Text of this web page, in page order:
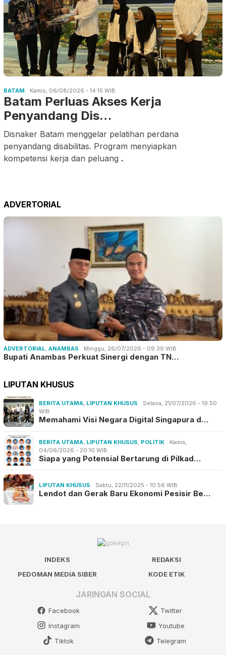
BATAM Kamis, 06/08/2026 - 14:15 WIB
Batam Perluas Akses Kerja
Penyandang Dis…
Disnaker Batam menggelar pelatihan perdana
penyandang disabilitas. Program menyiapkan
kompetensi kerja dan peluang .
ADVERTORIAL
ADVERTORIAL, ANAMBAS Minggu, 26/07/2026 - 09:39 WIB
Bupati Anambas Perkuat Sinergi dengan TN…
LIPUTAN KHUSUS
BERITA UTAMA, LIPUTAN KHUSUS
Selasa, 21/07/2026 - 19:50
WIB
Memahami Visi Negara Digital Singapura d…
BERITA UTAMA, LIPUTAN KHUSUS, POLITIK
Kamis,
04/06/2026 - 20:10 WIB
Siapa yang Potensial Bertarung di Pilkad…
LIPUTAN KHUSUS Sabtu, 22/11/2025 - 10:56 WIB
Lendot dan Gerak Baru Ekonomi Pesisir Be…
INDEKS
REDAKSI
PEDOMAN MEDIA SIBER
KODE ETIK
JARINGAN SOCIAL
Facebook
Twitter
Instagram
Youtube
Tiktok
Telegram